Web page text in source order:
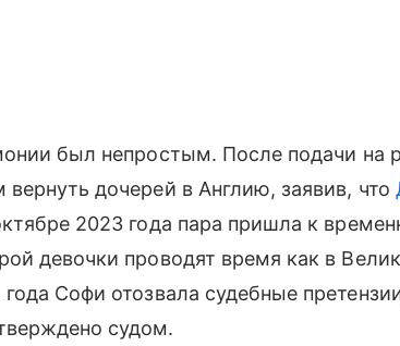
был непростым. После подачи на
вернуть дочерей в Англию, заявив, что
2023 года пара пришла к
девочки проводят время как в
Софи отозвала судебные
судом.